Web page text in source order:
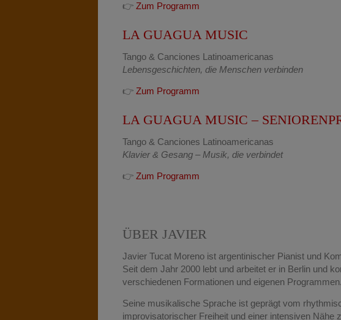
👉 Zum Programm
LA GUAGUA MUSIC
Tango & Canciones Latinoamericanas
Lebensgeschichten, die Menschen verbinden
👉 Zum Programm
LA GUAGUA MUSIC –
Tango & Canciones Latinoamericanas
Klavier & Gesang – Musik, die verbindet
👉 Zum Programm
ÜBER JAVIER
Javier Tucat Moreno ist argentinischer Pianist und
Seit dem Jahr 2000 lebt und arbeitet er in Berlin und
verschiedenen Formationen und eigenen Programmen.
Seine musikalische Sprache ist geprägt vom
improvisatorischer Freiheit und einer intensiven Nähe